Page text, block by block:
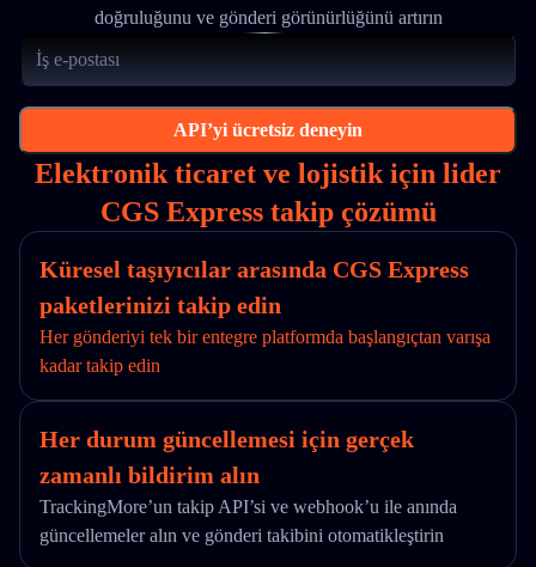
doğruluğunu ve gönderi görünürlüğünü artırın
API’yi ücretsiz deneyin
Elektronik ticaret ve lojistik için lider
CGS Express takip çözümü
Küresel taşıyıcılar arasında CGS Express
paketlerinizi takip edin
Her gönderiyi tek bir entegre platformda başlangıçtan varışa
kadar takip edin
Her durum güncellemesi için gerçek
zamanlı bildirim alın
TrackingMore’un takip API’si ve webhook’u ile anında
güncellemeler alın ve gönderi takibini otomatikleştirin